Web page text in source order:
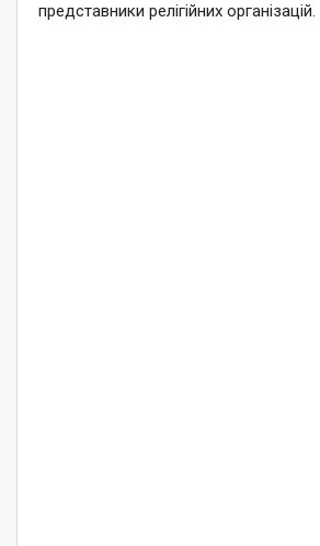
представники релігійних організацій.